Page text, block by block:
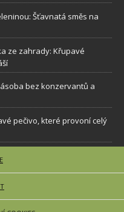
Šťavnatá směs na
ze zahrady: Křupavé
bez konzervantů a
pečivo, které provoní celý